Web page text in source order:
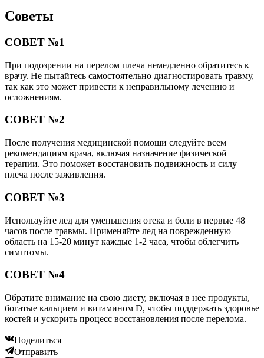
Советы
СОВЕТ №1
При подозрении на перелом плеча немедленно обратитесь к
врачу. Не пытайтесь самостоятельно диагностировать травму,
так как это может привести к неправильному лечению и
осложнениям.
СОВЕТ №2
После получения медицинской помощи следуйте всем
рекомендациям врача, включая назначение физической
терапии. Это поможет восстановить подвижность и силу
плеча после заживления.
СОВЕТ №3
Используйте лед для уменьшения отека и боли в первые 48
часов после травмы. Применяйте лед на поврежденную
область на 15-20 минут каждые 1-2 часа, чтобы облегчить
симптомы.
СОВЕТ №4
Обратите внимание на свою диету, включая в нее продукты,
богатые кальцием и витамином D, чтобы поддержать здоровье
костей и ускорить процесс восстановления после перелома.
Поделиться
Отправить